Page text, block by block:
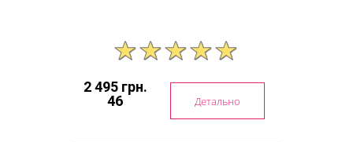
2 495 грн.
46
Детально